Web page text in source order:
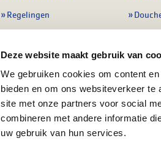
Deze website maakt gebruik van
We gebruiken cookies om content
bieden en om ons websiteverkeer
site met onze partners voor social
combineren met andere informatie
uw gebruik van hun services.
Regelingen
Leidingwerk
Warmwatertoestellen
Alle verwarming
Alle